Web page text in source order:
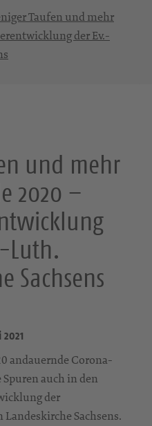
Taufen und mehr
der Ev.-
und mehr
2020 –
Luth.
Sachsens
andauernde Corona-
auch in den
der
Sachsens.